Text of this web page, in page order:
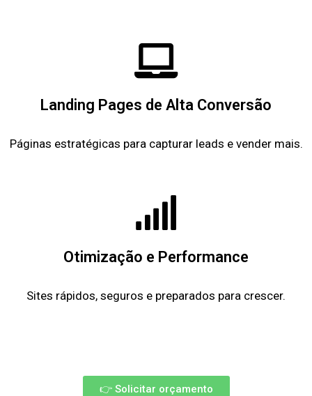
Landing Pages de Alta Conversão
Páginas estratégicas para capturar leads e vender mais.
Otimização e Performance
Sites rápidos, seguros e preparados para crescer.
👉 Solicitar orçamento